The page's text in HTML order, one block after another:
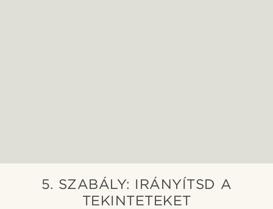
5. SZABÁLY: IRÁNYÍTSD A
TEKINTETEKET